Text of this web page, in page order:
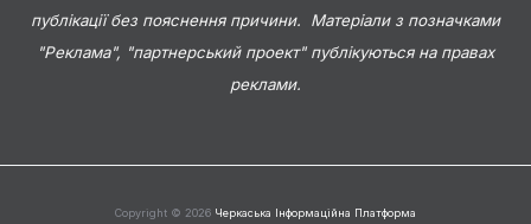
публікації без пояснення причини. Матеріали з позначками
"Реклама", "партнерський проект" публікуються на правах
реклами.
Copyright © 2026 Черкаська Інформаційна Платформа